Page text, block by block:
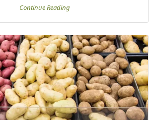
Continue Reading